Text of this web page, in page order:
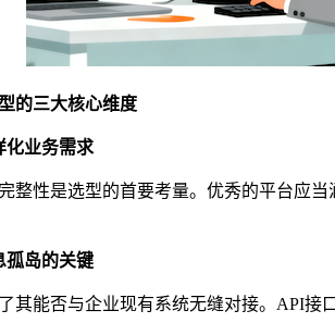
的三大核心维度
化业务需求
整性是选型的首要考量。优秀的平台应
孤岛的关键
其能否与企业现有系统无缝对接。API接